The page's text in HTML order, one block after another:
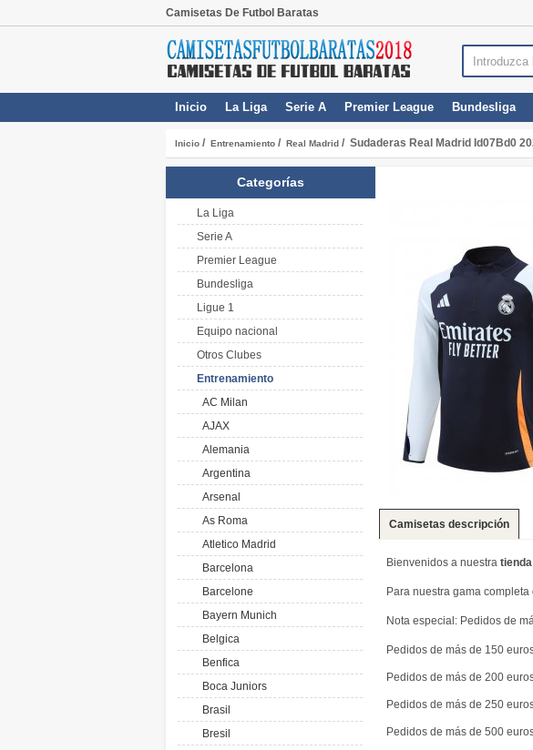
Camisetas De Futbol Baratas
Inicio La Liga Serie A Premier League Bundesliga
Inicio / Entrenamiento / Real Madrid / Sudaderas Real Madrid Id07Bd0
Categorías
La Liga
Serie A
Premier League
Bundesliga
Ligue 1
Equipo nacional
Otros Clubes
Entrenamiento
AC Milan
AJAX
Alemania
Argentina
Arsenal
As Roma
Atletico Madrid
Barcelona
Barcelone
Bayern Munich
Belgica
Benfica
Boca Juniors
Brasil
Bresil
Camisetas descripción
Bienvenidos a nuestra
Para nuestra gama completa
Nota especial: Pedidos de
Pedidos de más de 150
Pedidos de más de 200
Pedidos de más de 250
Pedidos de más de 500